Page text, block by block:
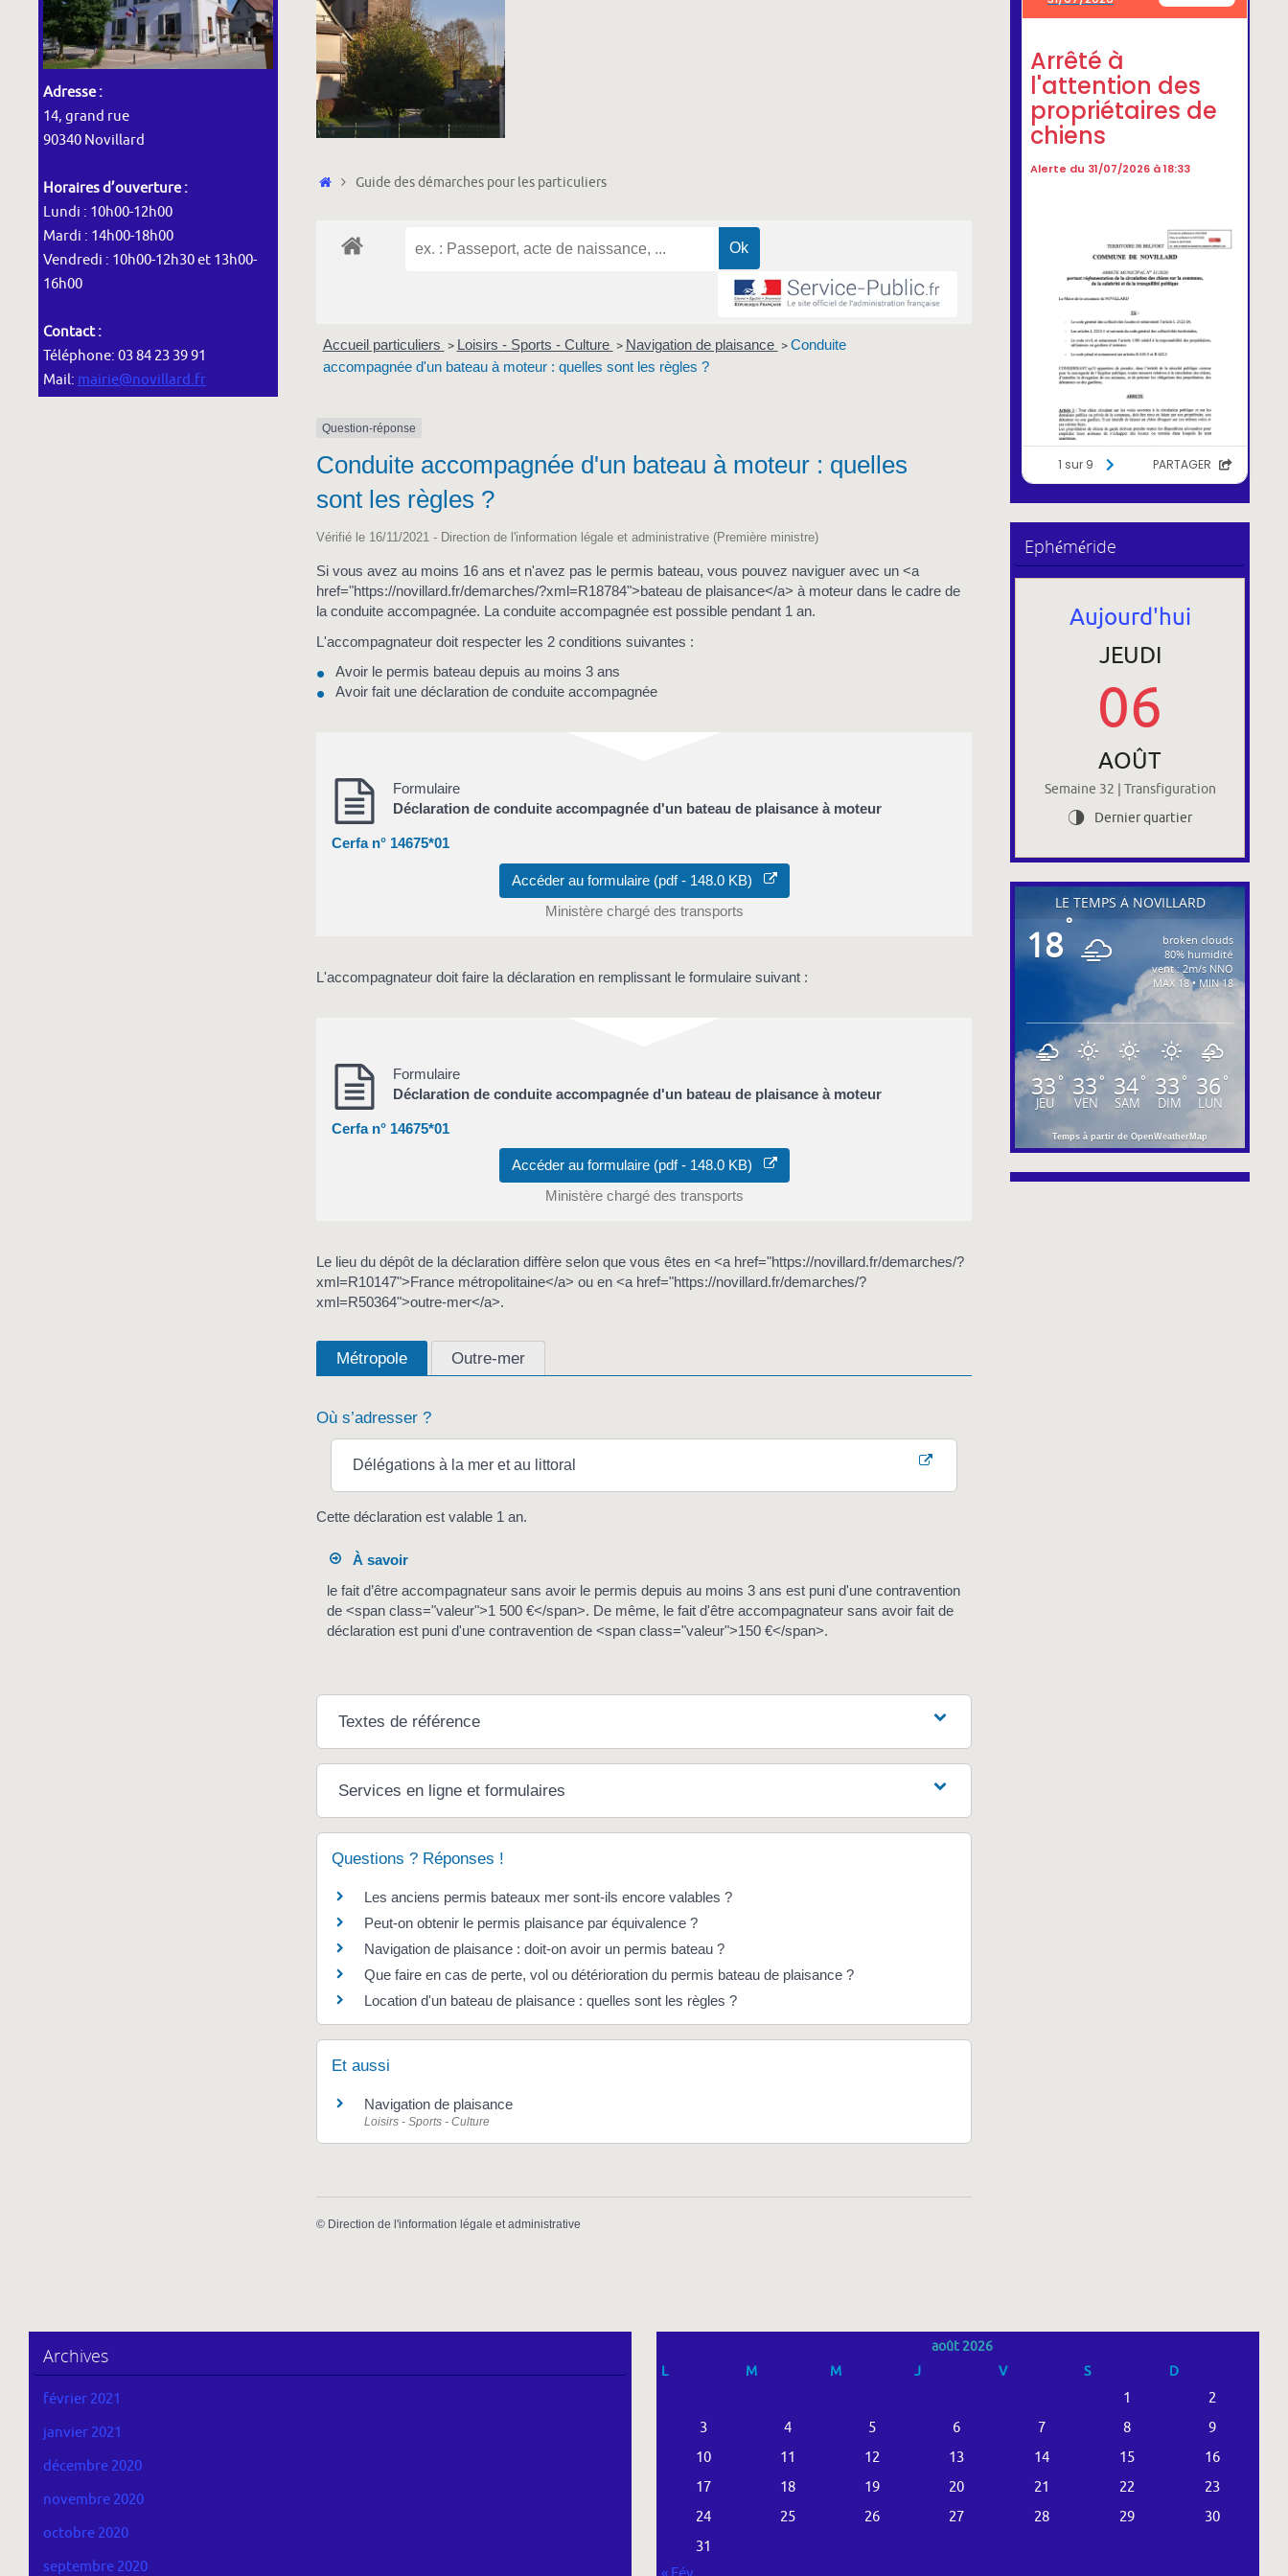
Accueil
Guide des démarches pour les particuliers
Accueil particuliers > Loisirs - Sports - Culture > Navigation de plaisance > Conduite
accompagnée d'un bateau à moteur : quelles sont les règles ?
Question-réponse
Conduite accompagnée d'un bateau à moteur : quelles
sont les règles ?
Vérifié le 16/11/2021 - Direction de l'information légale et administrative (Première ministre)
Si vous avez au moins 16 ans et n'avez pas le permis bateau, vous pouvez naviguer avec un <a
href="https://novillard.fr/demarches/?xml=R18784">bateau de plaisance</a> à moteur dans le cadre de
la conduite accompagnée. La conduite accompagnée est possible pendant 1 an.
L'accompagnateur doit respecter les 2 conditions suivantes :
Avoir le permis bateau depuis au moins 3 ans
Avoir fait une déclaration de conduite accompagnée
Formulaire
Déclaration de conduite accompagnée d'un bateau de plaisance à moteur
Cerfa n° 14675*01
Accéder au formulaire (pdf - 148.0 KB)
Ministère chargé des transports
L'accompagnateur doit faire la déclaration en remplissant le formulaire suivant :
Formulaire
Déclaration de conduite accompagnée d'un bateau de plaisance à moteur
Cerfa n° 14675*01
Accéder au formulaire (pdf - 148.0 KB)
Ministère chargé des transports
Le lieu du dépôt de la déclaration diffère selon que vous êtes en <a href="https://novillard.fr/demarches/?
xml=R10147">France métropolitaine</a> ou en <a href="https://novillard.fr/demarches/?
xml=R50364">outre-mer</a>.
Métropole Outre-mer
Où s’adresser ?
Délégations à la mer et au littoral
Cette déclaration est valable 1 an.
À savoir
le fait d’être accompagnateur sans avoir le permis depuis au moins 3 ans est puni d'une contravention
de <span class="valeur">1 500 €</span>. De même, le fait d'être accompagnateur sans avoir fait de
déclaration est puni d'une contravention de <span class="valeur">150 €</span>.
Textes de référence
Services en ligne et formulaires
Questions ? Réponses !
Les anciens permis bateaux mer sont-ils encore valables ?
Peut-on obtenir le permis plaisance par équivalence ?
Navigation de plaisance : doit-on avoir un permis bateau ?
Que faire en cas de perte, vol ou détérioration du permis bateau de plaisance ?
Location d'un bateau de plaisance : quelles sont les règles ?
Et aussi
Navigation de plaisance
Loisirs - Sports - Culture
© Direction de l'information légale et administrative
Adresse :
14, grand rue
90340 Novillard
Horaires d’ouverture :
Lundi : 10h00-12h00
Mardi : 14h00-18h00
Vendredi : 10h00-12h30 et 13h00-
16h00
Contact :
Téléphone: 03 84 23 39 91
Mail: mairie@novillard.fr
Ephéméride
Aujourd'hui
JEUDI
06
AOÛT
Semaine 32 | Transfiguration
T Dernier quartier
LE TEMPS À NOVILLARD
18°
broken clouds
80% humidité
vent : 2m/s NNO
MAX 18 • MIN 18
33 °
JEU
33 °
VEN
34°
SAM
33 °
DIM
36 °
LUN
Temps à partir de OpenWeatherMap
Archives
février 2021
janvier 2021
décembre 2020
novembre 2020
octobre 2020
septembre 2020
août 2026
L
M M J V S D
1
2
3
4 5 6 7 8
9
10
11 12 13 14 15
16
17
18 19 20 21 22
23
24
25 26 27 28 29
30
31